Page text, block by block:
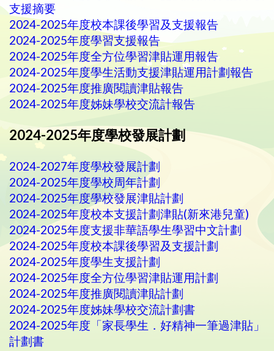
支援摘要
2024-2025年度校本課後學習及支援報告
2024-2025年度學習支援報告
2024-2025年度全方位學習津貼運用報告
2024-2025年度學生活動支援津貼運用計劃報告
2024-2025年度推廣閱讀津貼報告
2024-2025年度姊妹學校交流計報告
2024-2025年度學校發展計劃
2024-2027年度學校發展計劃
2024-2025年度學校周年計劃
2024-2025年度學校發展津貼計劃
2024-2025年度校本支援計劃津貼(新來港兒童)
2024-2025年度支援非華語學生學習中文計劃
2024-2025年度校本課後學習及支援計劃
2024-2025年度學生支援計劃
2024-2025年度全方位學習津貼運用計劃
2024-2025年度推廣閱讀津貼計劃
2024-2025年度姊妹學校交流計劃書
2024-2025年度「家長學生．好精神一筆過津貼」
計劃書